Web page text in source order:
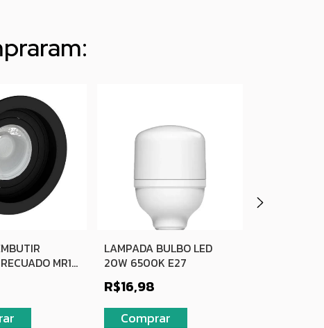
MR16
LAMPADA BULBO LED
20W 6500K E27
R$16,98